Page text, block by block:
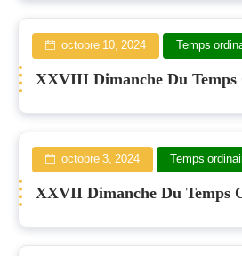
octobre 10, 2024 Temps
XXVIII Dimanche Du
octobre 3, 2024 Temps
XXVII Dimanche Du Temps